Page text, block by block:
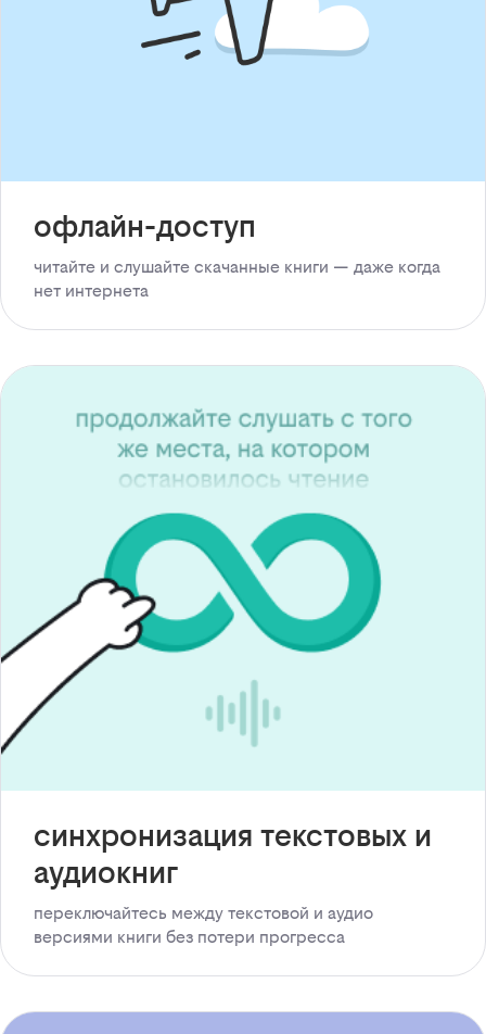
офлайн-доступ
читайте и слушайте скачанные книги — даже когда
нет интернета
синхронизация текстовых и
аудиокниг
переключайтесь между текстовой и аудио
версиями книги без потери прогресса